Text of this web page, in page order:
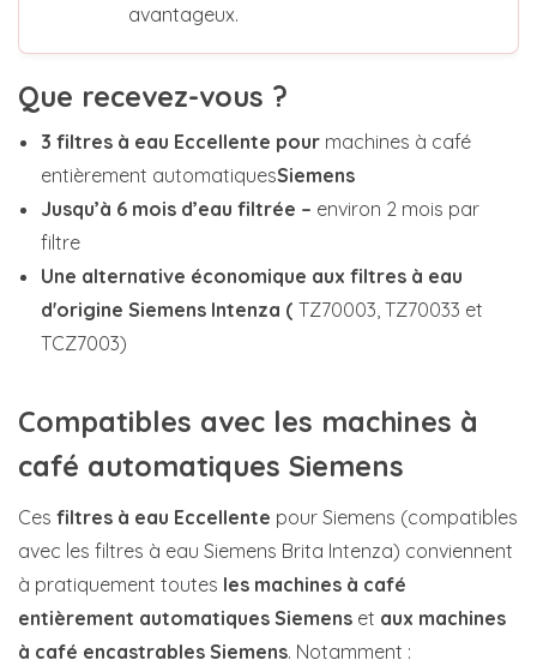
avantageux.
Que recevez-vous ?
3 filtres à eau Eccellente pour machines à café
entièrement automatiquesSiemens
Jusqu’à 6 mois d’eau filtrée – environ 2 mois par
filtre
Une alternative économique aux filtres à eau
d'origine Siemens Intenza (TZ70003, TZ70033 et
TCZ7003)
Compatibles avec les machines à
café automatiques Siemens
Ces filtres à eau Eccellente pour Siemens (compatibles
avec les filtres à eau Siemens Brita Intenza) conviennent
à pratiquement toutes les machines à café
entièrement automatiques Siemens et aux machines
à café encastrables Siemens. Notamment :